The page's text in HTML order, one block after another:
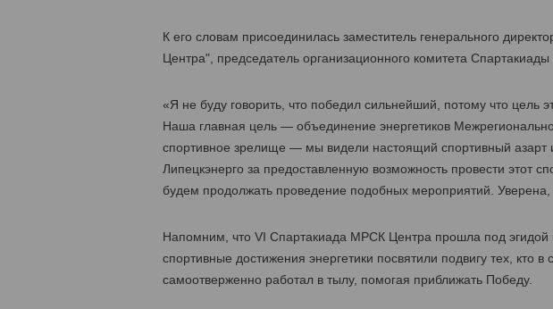
К его словам присоединилась заместитель генерального
Центра", председатель организационного комитета
«Я не буду говорить, что победил сильнейший, потому что
Наша главная цель — объединение энергетиков
спортивное зрелище — мы видели настоящий спортивный азарт
Липецкэнерго за предоставленную возможность провести этот
будем продолжать проведение подобных мероприятий.
Напомним, что VI Cпартакиада МРСК Центра прошла под
спортивные достижения энергетики посвятили подвигу тех,
самоотверженно работал в тылу, помогая приближать Победу.